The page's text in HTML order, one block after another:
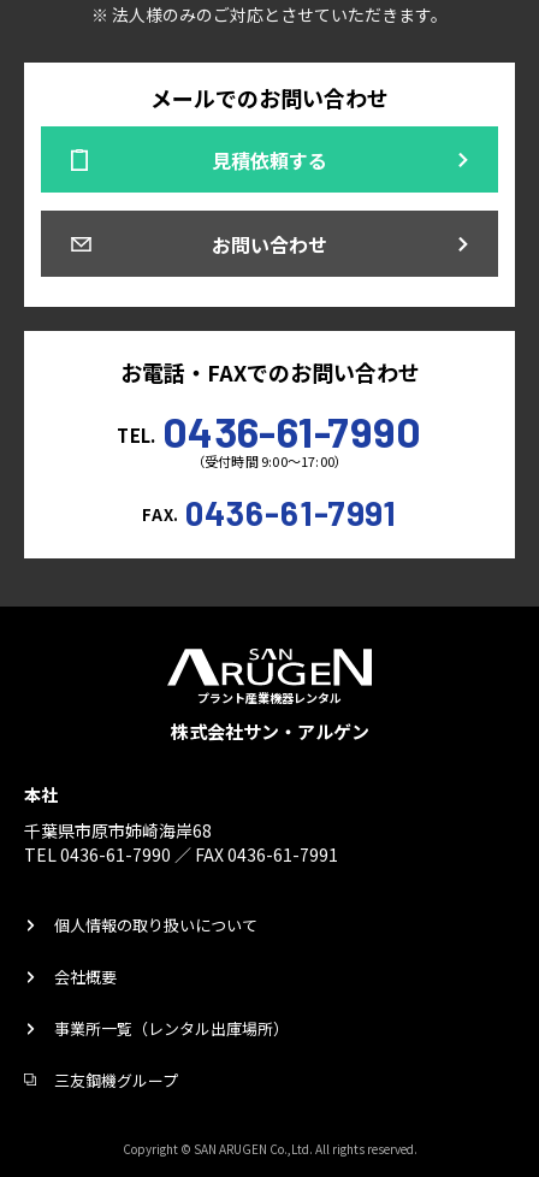
※ 法人様のみのご対応とさせていただきます。
メールでのお問い合わせ
見積依頼する
お問い合わせ
お電話・FAXでのお問い合わせ
TEL. 0436-61-7990
（受付時間 9:00～17:00）
FAX. 0436-61-7991
プラント産業機器レンタル
株式会社サン・アルゲン
本社
千葉県市原市姉崎海岸68
TEL 0436-61-7990 ／ FAX 0436-61-7991
個人情報の取り扱いについて
会社概要
事業所一覧（レンタル出庫場所）
三友鋼機グループ
Copyright © SAN ARUGEN Co.,Ltd. All rights reserved.